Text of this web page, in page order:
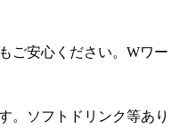
ご安心ください。Wワー
。ソフトドリンク等あり